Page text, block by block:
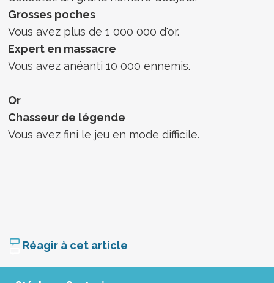
Grosses poches
Vous avez plus de 1 000 000 d'or.
Expert en massacre
Vous avez anéanti 10 000 ennemis.
Or
Chasseur de légende
Vous avez fini le jeu en mode difficile.
Réagir à cet article